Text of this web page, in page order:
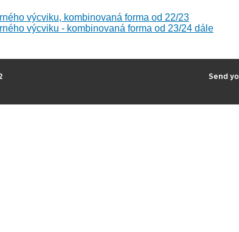
výcviku, kombinovaná forma od 22/23
výcviku - kombinovaná forma od 23/24 dále
Send